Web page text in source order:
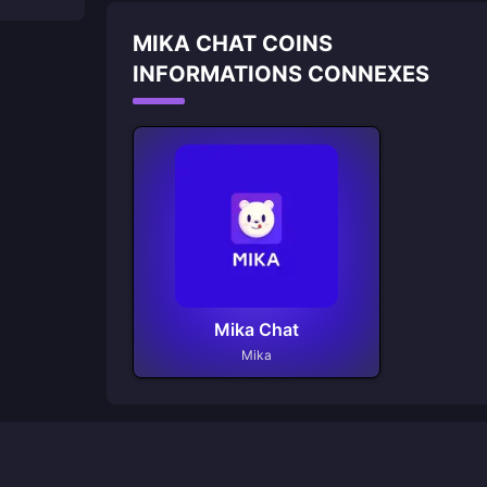
MIKA CHAT COINS
INFORMATIONS CONNEXES
Mika Chat
Mika